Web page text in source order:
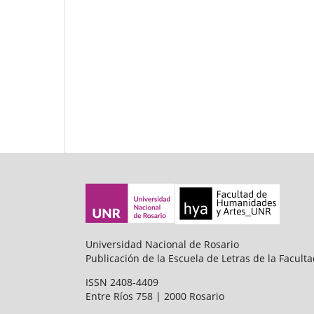
Universidad Nacional de Rosario
Publicación de la Escuela de Letras de la
ISSN 2408-4409
Entre Ríos 758 | 2000 Rosario